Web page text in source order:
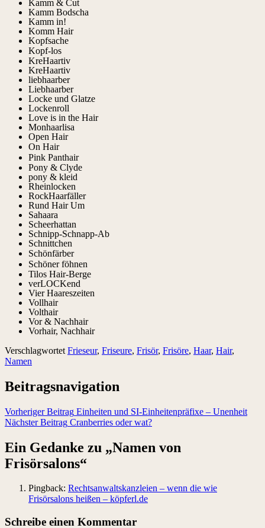
Kamm & Cut
Kamm Bodscha
Kamm in!
Komm Hair
Kopfsache
Kopf-los
KreHaartiv
KreHaartiv
liebhaarber
Liebhaarber
Locke und Glatze
Lockenroll
Love is in the Hair
Monhaarlisa
Open Hair
On Hair
Pink Panthair
Pony & Clyde
pony & kleid
Rheinlocken
RockHaarfäller
Rund Hair Um
Sahaara
Scheerhattan
Schnipp-Schnapp-Ab
Schnittchen
Schönfärber
Schöner föhnen
Tilos Hair-Berge
verLOCKend
Vier Haareszeiten
Vollhair
Volthair
Vor & Nachhair
Vorhair, Nachhair
Verschlagwortet Frieseur, Friseure, Frisör, Frisöre, Haar, Hair,
Namen
Beitragsnavigation
Vorheriger Beitrag Einheiten und SI-Einheitenpräfixe – Unenheit
Nächster Beitrag Cranberries oder wat?
Ein Gedanke zu „Namen von
Frisörsalons“
Pingback: Rechtsanwaltskanzleien – wenn die wie
Frisörsalons heißen – köpferl.de
Schreibe einen Kommentar